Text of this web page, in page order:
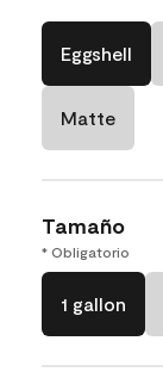
Eggshell
Matte
Tamaño
* Obligatorio
1 gallon